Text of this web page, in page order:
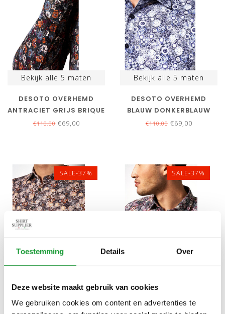
Toestemming Details Over
Deze website maakt gebruik van cookies
We gebruiken cookies om content en advertenties te
Bekijk alle 5 maten
DESOTO OVERHEMD
ANTRACIET GRIJS BRIQUE
BLAUW BLOEMENPRINT
€110,00€69,00
Bekijk alle 5 maten
DESOTO OVERHEMD
BLAUW DONKERBLAUW
WIT BLOEMENPRINT
€110,00€69,00
SALE-37%
Bekijk alle5maten
DESOTO OVERHEMD
BLOEMENPRINT
SALE-37%
DESOTO OVERHEMD
GRIJS BLOEMENPRINT